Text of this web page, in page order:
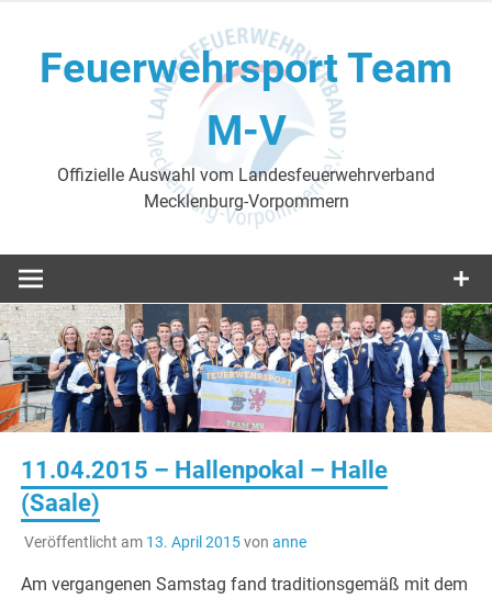
contentFeuerwehrsport Team
M-V
Offizielle Auswahl vom Landesfeuerwehrverband
Mecklenburg-Vorpommern
11.04.2015 – Hallenpokal – Halle
(Saale)
Veröffentlicht am 13. April 2015von anne
Am vergangenen Samstag fand traditionsgemäß mit dem